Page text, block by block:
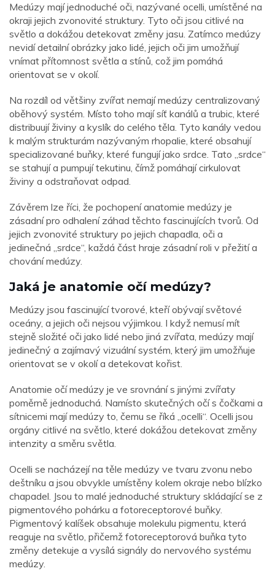
Medúzy mají jednoduché oči, nazývané ocelli, umístěné na
okraji jejich zvonovité struktury. Tyto oči jsou citlivé na
světlo a dokážou detekovat změny jasu. Zatímco medúzy
nevidí detailní obrázky jako lidé, jejich oči jim umožňují
vnímat přítomnost světla a stínů, což jim pomáhá
orientovat se v okolí.
Na rozdíl od většiny zvířat nemají medúzy centralizovaný
oběhový systém. Místo toho mají síť kanálů a trubic, které
distribuují živiny a kyslík do celého těla. Tyto kanály vedou
k malým strukturám nazývaným rhopalie, které obsahují
specializované buňky, které fungují jako srdce. Tato „srdce“
se stahují a pumpují tekutinu, čímž pomáhají cirkulovat
živiny a odstraňovat odpad.
Závěrem lze říci, že pochopení anatomie medúzy je
zásadní pro odhalení záhad těchto fascinujících tvorů. Od
jejich zvonovité struktury po jejich chapadla, oči a
jedinečná „srdce“, každá část hraje zásadní roli v přežití a
chování medúzy.
Jaká je anatomie očí medúzy?
Medúzy jsou fascinující tvorové, kteří obývají světové
oceány, a jejich oči nejsou výjimkou. I když nemusí mít
stejně složité oči jako lidé nebo jiná zvířata, medúzy mají
jedinečný a zajímavý vizuální systém, který jim umožňuje
orientovat se v okolí a detekovat kořist.
Anatomie očí medúzy je ve srovnání s jinými zvířaty
poměrně jednoduchá. Namísto skutečných očí s čočkami a
sítnicemi mají medúzy to, čemu se říká „ocelli“. Ocelli jsou
orgány citlivé na světlo, které dokážou detekovat změny
intenzity a směru světla.
Ocelli se nacházejí na těle medúzy ve tvaru zvonu nebo
deštníku a jsou obvykle umístěny kolem okraje nebo blízko
chapadel. Jsou to malé jednoduché struktury skládající se z
pigmentového pohárku a fotoreceptorové buňky.
Pigmentový kalíšek obsahuje molekulu pigmentu, která
reaguje na světlo, přičemž fotoreceptorová buňka tyto
změny detekuje a vysílá signály do nervového systému
medúzy.